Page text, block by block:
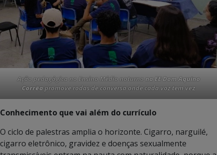
Ação pedagógica no Ensino Médio noturnona EE Dom Aquino
Corrêapromove rodas de conversa onde cada voz tem vez
Conhecimento que vai além do currículo
O ciclo de palestras amplia o horizonte. Cigarro, narguilé,
cigarro eletrônico, gravidez e doenças sexualmente